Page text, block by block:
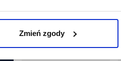
Zmień zgody
rekrutacji